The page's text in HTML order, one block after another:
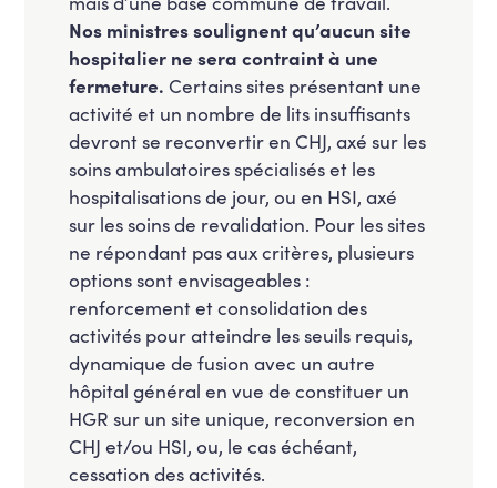
Nos ministres soulignent qu’aucun site
hospitalier ne sera contraint à une
fermeture. Certains sites présentant une
activité et un nombre de lits insuffisants
devront se reconvertir en CHJ, axé sur les
soins ambulatoires spécialisés et les
hospitalisations de jour, ou en HSI, axé
sur les soins de revalidation. Pour les sites
ne répondant pas aux critères, plusieurs
options sont envisageables :
renforcement et consolidation des
activités pour atteindre les seuils requis,
dynamique de fusion avec un autre
hôpital général en vue de constituer un
HGR sur un site unique, reconversion en
CHJ et/ou HSI, ou, le cas échéant,
cessation des activités.